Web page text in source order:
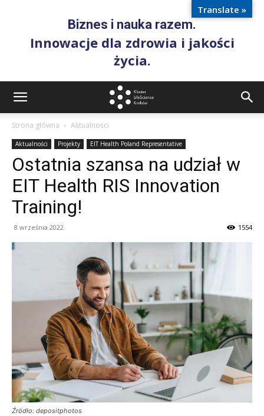
Biznes i nauka razem.
Innowacje dla zdrowia i jakości
życia.
Strona główna Aktualności
Aktualności Projekty EIT Health Poland Representative
Ostatnia szansa na udział w
EIT Health RIS Innovation
Training!
8 września 2022 1554
Źródło: depositphotos
Translate »